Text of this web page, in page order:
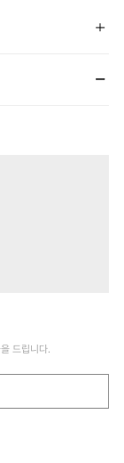
드립니다.